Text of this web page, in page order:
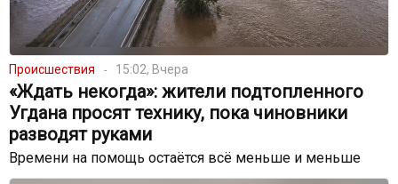
Происшествия 15:02, Вчера
«Ждать некогда»: жители подтопленного
Угдана просят технику, пока чиновники
разводят руками
Времени на помощь остаётся всё меньше и меньше